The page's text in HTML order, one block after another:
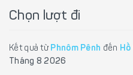
Chọn lượt đi
Kết quả từ Phnôm Pênh đến Hồ
Tháng 8 2026